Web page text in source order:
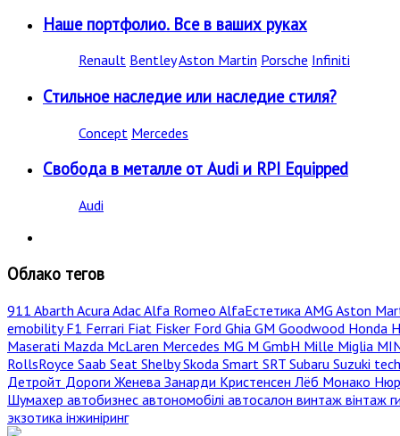
Наше портфолио. Все в ваших руках
Renault BentleyAston Martin Porsche Infiniti
Стильное наследие или наследие стиля?
Concept Mercedes
Свобода в металле от Audi и RPI Equipped
Audi
Облако тегов
911 Abarth Acura AdacAlfa Romeo AlfaЕстетика AMG Aston
emobilityF1 Ferrari Fiat Fisker Ford Ghia GM Goodwood Honda
Maserati Mazda McLaren Mercedes MG M GmbH Mille Miglia
RollsRoyce Saab Seat ShelbySkoda Smart SRT Subaru Suzuki
Детройт Дороги Женева Занарди Кристенсен Лёб Монако
Шумахер автобизнес автономобілі автосалон винтаж вінтаж
экзотика інжиніринг